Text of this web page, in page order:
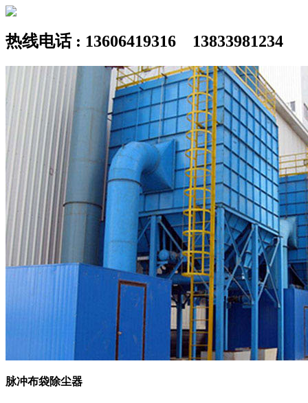
热线电话 : 13606419316 13833981234
脉冲布袋除尘器